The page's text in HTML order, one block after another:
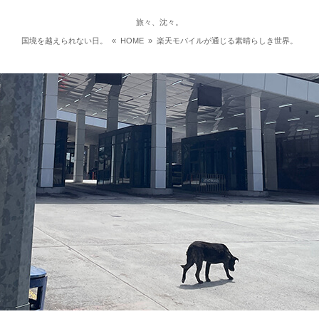
旅々、沈々。
国境を越えられない日。 « HOME » 楽天モバイルが通じる素晴らしき世界。